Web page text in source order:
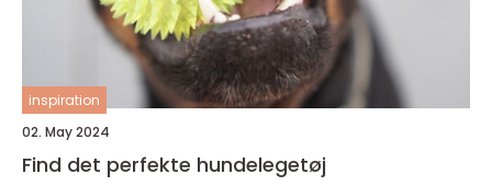
inspiration
02. May 2024
Find det perfekte hundelegetøj